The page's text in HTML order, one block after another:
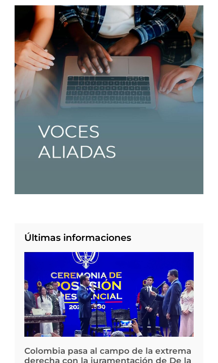
Últimas informaciones
Colombia pasa al campo de la extrema
derecha con la juramentación de De la